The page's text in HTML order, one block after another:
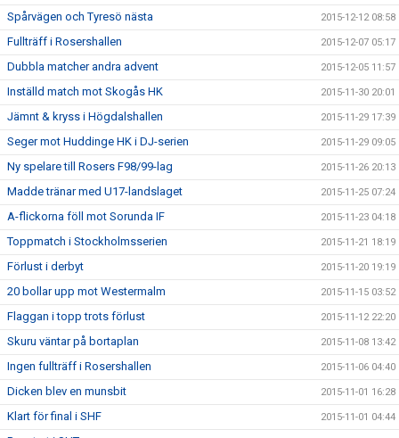
Spårvägen och Tyresö nästa 2015-12-12 08:58
Fullträff i Rosershallen 2015-12-07 05:17
Dubbla matcher andra advent 2015-12-05 11:57
Inställd match mot Skogås HK 2015-11-30 20:01
Jämnt & kryss i Högdalshallen 2015-11-29 17:39
Seger mot Huddinge HK i DJ-serien 2015-11-29 09:05
Ny spelare till Rosers F98/99-lag 2015-11-26 20:13
Madde tränar med U17-landslaget 2015-11-25 07:24
A-flickorna föll mot Sorunda IF 2015-11-23 04:18
Toppmatch i Stockholmsserien 2015-11-21 18:19
Förlust i derbyt 2015-11-20 19:19
20 bollar upp mot Westermalm 2015-11-15 03:52
Flaggan i topp trots förlust 2015-11-12 22:20
Skuru väntar på bortaplan 2015-11-08 13:42
Ingen fullträff i Rosershallen 2015-11-06 04:40
Dicken blev en munsbit 2015-11-01 16:28
Klart för final i SHF 2015-11-01 04:44